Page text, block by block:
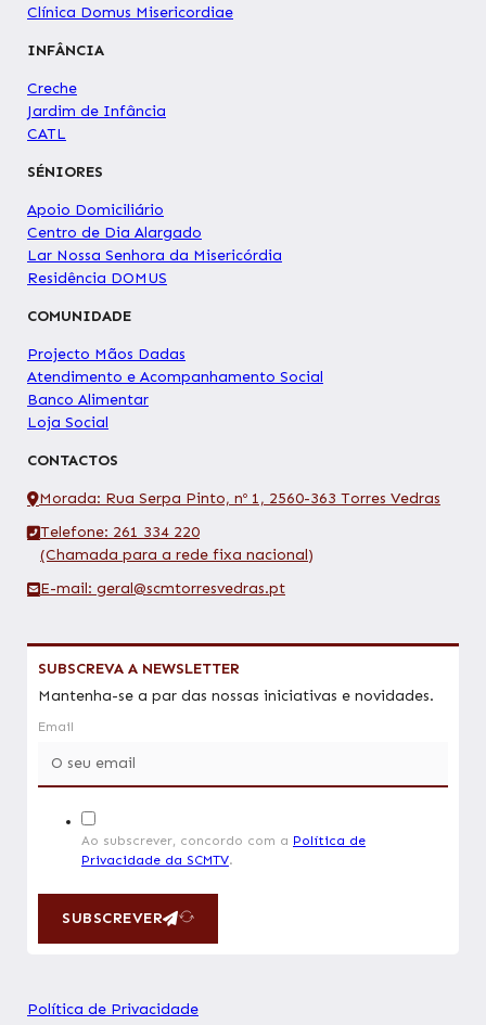
Clínica Domus Misericordiae
INFÂNCIA
Creche
Jardim de Infância
CATL
SÉNIORES
Apoio Domiciliário
Centro de Dia Alargado
Lar Nossa Senhora da Misericórdia
Residência DOMUS
COMUNIDADE
Projecto Mãos Dadas
Atendimento e Acompanhamento Social
Banco Alimentar
Loja Social
CONTACTOS
Morada: Rua Serpa Pinto, nº 1, 2560-363 Torres Vedras
Telefone: 261 334 220
(Chamada para a rede fixa nacional)
E-mail: geral@scmtorresvedras.pt
SUBSCREVA A NEWSLETTER
Mantenha-se a par das nossas iniciativas e novidades.
Email
Ao subscrever, concordo com a Política de
Privacidade da SCMTV.
SUBSCREVER
Política de Privacidade